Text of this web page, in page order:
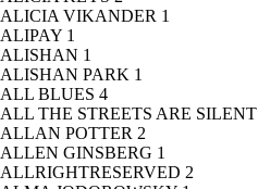
ALICIA VIKANDER 1
ALIPAY 1
ALISHAN 1
ALISHAN PARK 1
ALL BLUES 4
ALL THE STREETS ARE SILENT
ALLAN POTTER 2
ALLEN GINSBERG 1
ALLRIGHTRESERVED 2